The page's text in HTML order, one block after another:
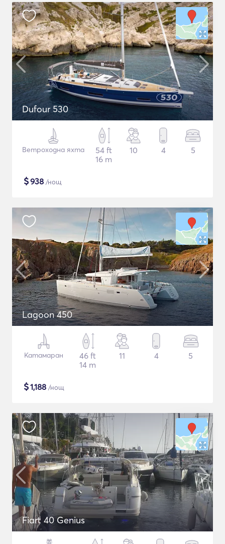
Dufour 530
Ветроходна яхта
54 ft
16 m
10 4 5
$938 /нощ
Lagoon 450
Катамаран
46 ft
14 m
11 4 5
$1,188 /нощ
Fiart 40 Genius